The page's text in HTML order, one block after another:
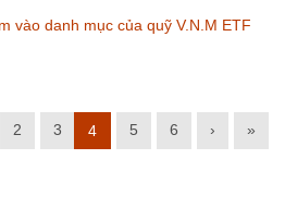
vào danh mục của quỹ V.N.M ETF
2 3 4 5 6 › »